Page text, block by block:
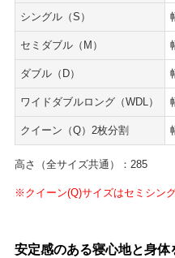
シングル（S）
セミダブル（M）
ダブル（D）
ワイドダブルロング（WDL）
クイーン（Q）2枚分割
高さ（全サイズ共通）：285
※クイーン(Q)サイズはセミシン
安定感のある寝心地と身